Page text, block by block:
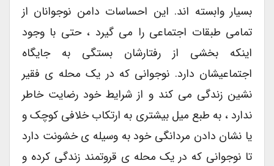
بسیار وابسته اند. این احساسات دامن نوجوانان از
تمامی طبقات اجتماعی را می گیرد ، حتی با وجود
اینکه بخشی از رفتارشان بستگی به جایگاه
اجتماعیشان دارد. نوجوانی که در یک محله ی فقیر
نشین زندگی می کند و از شرایط خود رضایت خاطر
ندارد ، به طبع میل بیشتری به ارتکاب خلافی کوچک و
یا نشان دادن مردانگی خود به وسیله ی خشونت دارد
تا نوجوانی که در یک محله ی قروتمند زندگی کرده و